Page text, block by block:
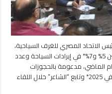
الاتحاد المصري للغرف السياحية،
إن مصر تستهدف تحقيق *نمو يتراوح بين 5% و7%* في إيرادات السياحة وعدد
مقارنة بالعام الماضي، مدعومة بالحجوزات
الحالية والمستقبلية. *19 مليون سائح في 2025* وتابع “الشاعر” خلال اللقاء